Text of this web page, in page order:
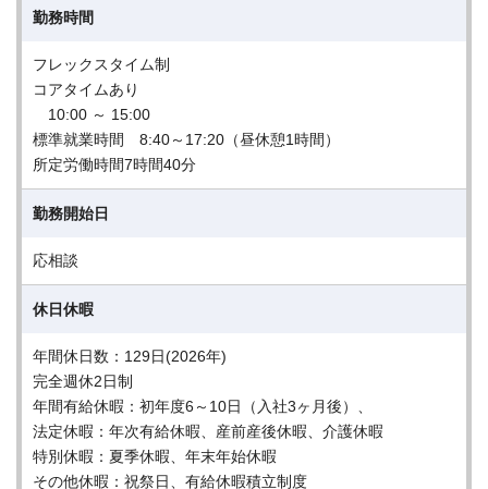
勤務時間
フレックスタイム制
コアタイムあり
10:00 ～ 15:00
標準就業時間 8:40～17:20（昼休憩1時間）
所定労働時間7時間40分
勤務開始日
応相談
休日休暇
年間休日数：129日(2026年)
完全週休2日制
年間有給休暇：初年度6～10日（入社3ヶ月後）、
法定休暇：年次有給休暇、産前産後休暇、介護休暇
特別休暇：夏季休暇、年末年始休暇
その他休暇：祝祭日、有給休暇積立制度